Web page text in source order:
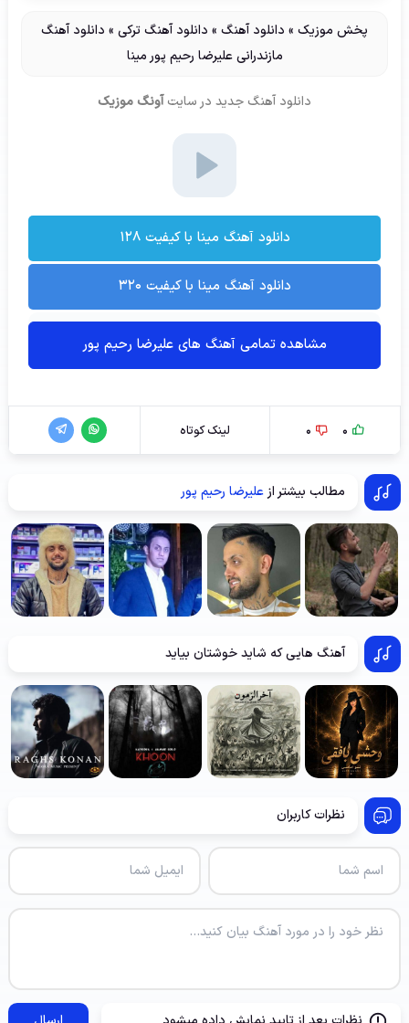
پخش موزیک » دانلود آهنگ » دانلود آهنگ ترکی » دانلود آهنگ
مازندرانی علیرضا رحیم پور مینا
دانلود آهنگ جدید در سایت آونگ موزیک
دانلود آهنگ مینا با کیفیت ۱۲۸
دانلود آهنگ مینا با کیفیت ۳۲۰
مشاهده تمامی آهنگ های علیرضا رحیم پور
0
0 لینک کوتاه
مطالب بیشتر ازعلیرضا رحیم پور
آهنگ هایی که شاید خوشتان بیاید
نظرات کاربران